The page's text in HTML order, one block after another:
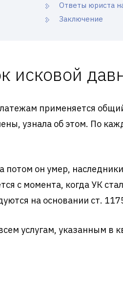
Ответы юриста
Заключение
исковой
применяется
узнала об этом. По
он умер,
с момента, когда УК
на основании ст.
услугам, указанным в